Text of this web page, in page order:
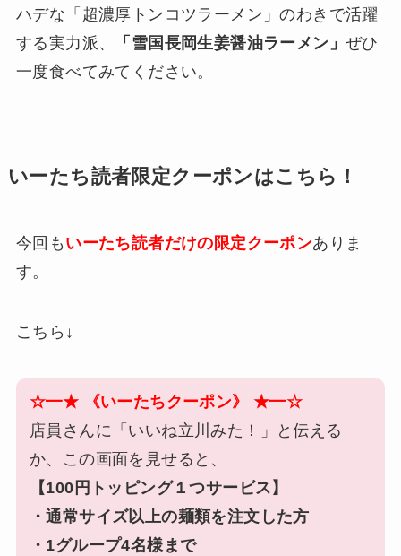
ハデな「超濃厚トンコツラーメン」のわきで活躍
する実力派、
「雪国長岡生姜醤油ラーメン」 ぜひ
一度食べてみてください。
いーたち読者限定クーポンはこちら！
今回も いーたち読者だけの限定クーポンありま
す。
こちら↓
☆━★ 《いーたちクーポン》 ★━☆
店員さんに「いいね立川みた！」と伝える
か、この画面を見せると、
【100円トッピング１つサービス】
・通常サイズ以上の麺類を注文した方
・1グループ4名様まで